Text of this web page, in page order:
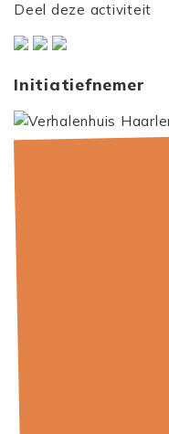
Deel deze activiteit
Initiatiefnemer